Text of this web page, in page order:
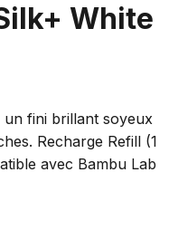
White
un fini brillant soyeux
Recharge Refill (1
avec Bambu Lab